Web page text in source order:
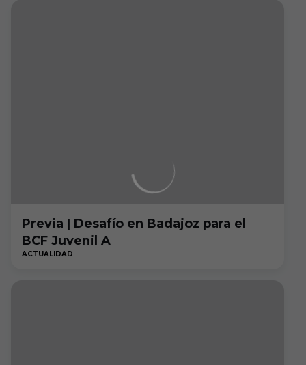
Previa | Desafío en Badajoz para el
BCF Juvenil A
ACTUALIDAD